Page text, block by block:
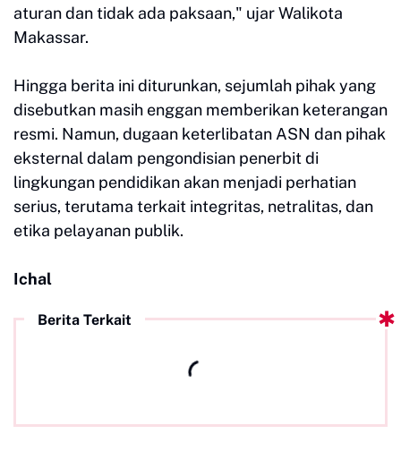
aturan dan tidak ada paksaan," ujar Walikota
Makassar.
Hingga berita ini diturunkan, sejumlah pihak yang
disebutkan masih enggan memberikan keterangan
resmi. Namun, dugaan keterlibatan ASN dan pihak
eksternal dalam pengondisian penerbit di
lingkungan pendidikan akan menjadi perhatian
serius, terutama terkait integritas, netralitas, dan
etika pelayanan publik.
Ichal
Berita Terkait